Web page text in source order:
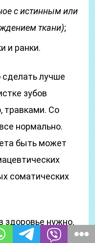
с истинным или
ткани);
и ранки.
сделать лучше
зубов
травками. Со
нормально.
быть может
соматических
здоровье нужно,